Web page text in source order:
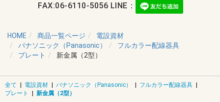
FAX:06-6110-5056 LINE：
HOME 商品一覧ページ
電設資材
パナソニック（Panasonic）
フルカラー配線器具
プレート
新金属（2型）
全て | 電設資材 | パナソニック（Panasonic） | フルカラー配線器具 |
プレート
| 新金属（2型）